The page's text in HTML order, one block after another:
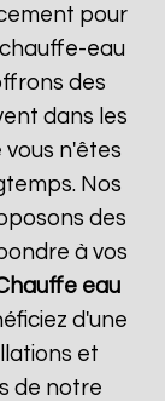
pour
eau
des
dans les
vous n'êtes
Nos
des
à vos
eau
d'une
et
de notre